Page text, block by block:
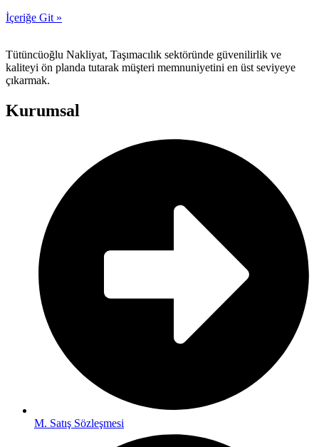
İçeriğe Git »
Tütüncüoğlu Nakliyat, Taşımacılık sektöründe güvenilirlik ve
kaliteyi ön planda tutarak müşteri memnuniyetini en üst seviyeye
çıkarmak.
Kurumsal
M. Satış Sözleşmesi